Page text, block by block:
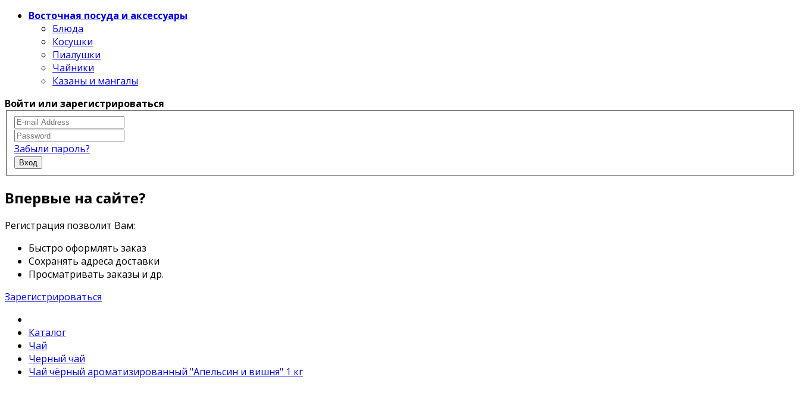
Восточная посуда и аксессуары
Блюда
Косушки
Пиалушки
Чайники
Казаны и мангалы
Войти или зарегистрироваться
Забыли пароль?
Вход
Впервые на сайте?
Регистрация позволит Вам:
Быстро оформлять заказ
Сохранять адреса доставки
Просматривать заказы и др.
Зарегистрироваться
Каталог
Чай
Черный чай
Чай чёрный ароматизированный "Апельсин и вишня" 1 кг